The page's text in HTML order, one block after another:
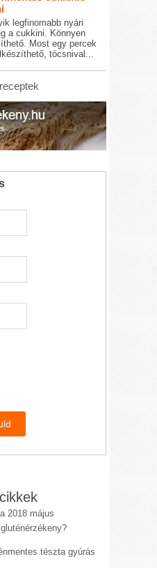
legfinomabb nyári
a cukkini. Könnyen
Most egy percek
tócsnival...
2018 május
tészta gyúrás